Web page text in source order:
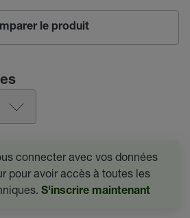
le produit
connecter avec vos données
pour avoir accès à toutes les
S'inscrire maintenant